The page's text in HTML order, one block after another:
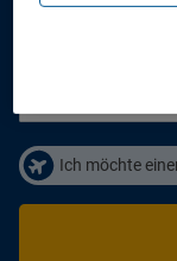
Anreisetag
Ich möchte